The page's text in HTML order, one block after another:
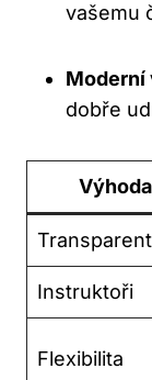
vašemu
Moderní
dobře
Výhoda
Instruktoři
Flexibilita